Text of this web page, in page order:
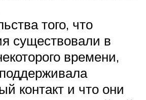
того, что
существовали в
времени,
контакт и что они